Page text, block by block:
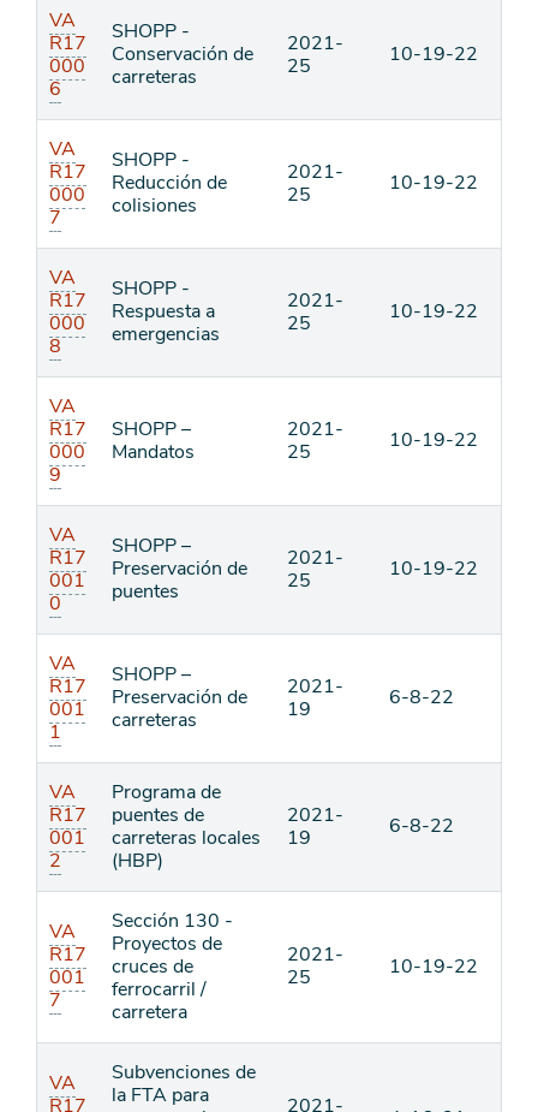
VA
R17
000
6
SHOPP -
Conservación de
carreteras
2021-
25
10-19-22
VA
R17
000
7
SHOPP -
Reducción de
colisiones
2021-
25
10-19-22
VA
R17
000
8
SHOPP -
Respuesta a
emergencias
2021-
25
10-19-22
VA
R17
000
9
SHOPP –
Mandatos
2021-
25
10-19-22
VA
R17
001
0
SHOPP –
Preservación de
puentes
2021-
25
10-19-22
VA
R17
001
1
SHOPP –
Preservación de
carreteras
2021-
19
6-8-22
VA
R17
001
2
Programa de
puentes de
carreteras locales
(HBP)
2021-
19
6-8-22
VA
R17
001
7
Sección 130 -
Proyectos de
cruces de
ferrocarril /
carretera
2021-
25
10-19-22
VA
R17
Subvenciones de
la FTA para
2021-